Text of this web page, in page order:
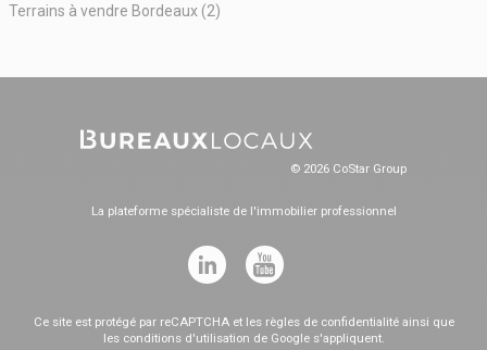
Terrains à vendre Bordeaux (2)
© 2026 CoStar Group
La plateforme spécialiste de l'immobilier professionnel
Ce site est protégé par reCAPTCHA et les règles de confidentialitéainsi que
les conditions d'utilisation de Google s'appliquent.